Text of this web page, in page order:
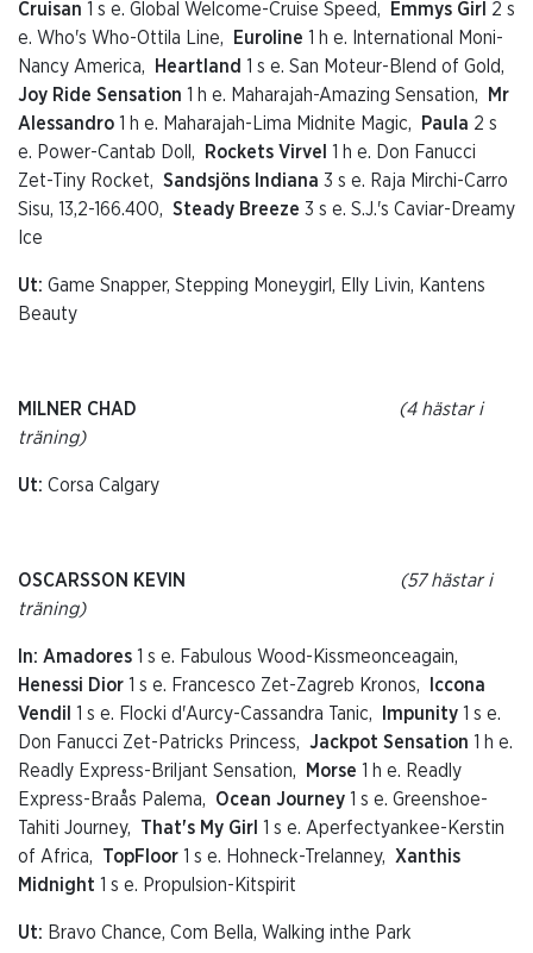
Cruisan 1 s e. Global Welcome-Cruise Speed, Emmys Girl 2 s
e. Who's Who-Ottila Line,
Euroline 1 h e. International Moni-
Nancy America,
Heartland 1 s e. San Moteur-Blend of Gold,
Joy Ride Sensation 1 h e. Maharajah-Amazing Sensation,
Mr
Alessandro 1 h e. Maharajah-Lima Midnite Magic, Paula 2 s
e. Power-Cantab Doll,
Rockets Virvel 1 h e. Don Fanucci
Zet-Tiny Rocket, Sandsjöns Indiana 3 s e. Raja Mirchi-Carro
Sisu, 13,2-166.400, Steady Breeze 3 s e. S.J.'s Caviar-Dreamy
Ice
Ut: Game Snapper, Stepping Moneygirl, Elly Livin, Kantens
Beauty
MILNER CHAD
(4 hästar i
träning)
Ut: Corsa Calgary
OSCARSSON KEVIN
(57 hästar i
träning)
In: Amadores 1 s e. Fabulous Wood-Kissmeonceagain,
Henessi Dior 1 s e. Francesco Zet-Zagreb Kronos,
Iccona
Vendil 1 s e. Flocki d'Aurcy-Cassandra Tanic, Impunity 1 s e.
Don Fanucci Zet-Patricks Princess, Jackpot Sensation 1 h e.
Readly Express-Briljant Sensation,
Morse 1 h e. Readly
Express-Braås Palema, Ocean Journey 1 s e. Greenshoe-
Tahiti Journey, That's My Girl 1 s e. Aperfectyankee-Kerstin
of Africa, TopFloor 1 s e. Hohneck-Trelanney, Xanthis
Midnight 1 s e. Propulsion-Kitspirit
Ut: Bravo Chance, Com Bella, Walking inthe Park